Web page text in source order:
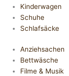
Kinderwagen
Schuhe
Schlafsäcke
Anziehsachen
Bettwäsche
Filme & Musik